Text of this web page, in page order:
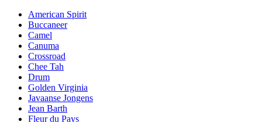
American Spirit
Buccaneer
Camel
Canuma
Crossroad
Сhee Tah
Drum
Golden Virginia
Javaanse Jongens
Jean Barth
Fleur du Pays